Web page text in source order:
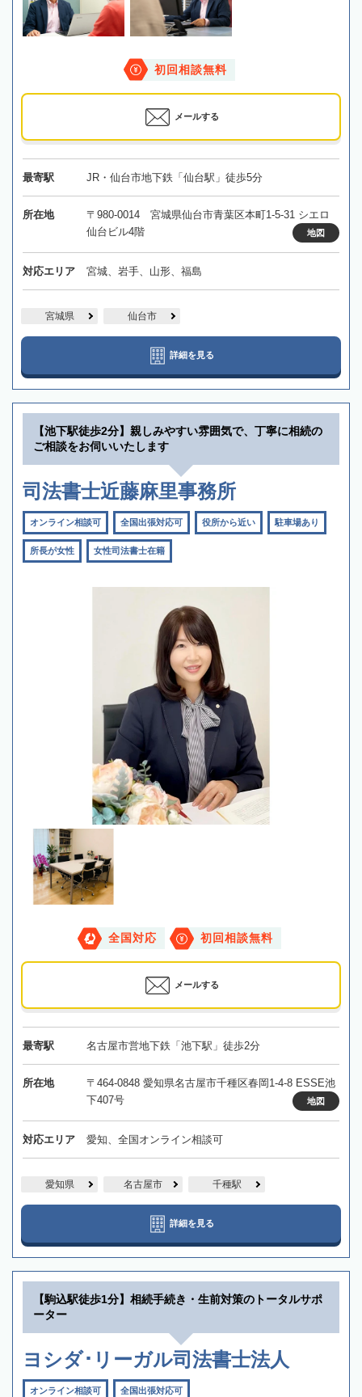
初回相談無料
メールする
最寄駅 JR・仙台市地下鉄「仙台駅」徒歩5分
所在地
〒980-0014 宮城県仙台市青葉区本町1-5-31 シエロ
仙台ビル4階
地図
対応エリア 宮城、岩手、山形、福島
宮城県 仙台市
詳細を見る
【池下駅徒歩2分】親しみやすい雰囲気で、丁寧に相続の
ご相談をお伺いいたします
司法書士近藤麻里事務所
オンライン相談可 全国出張対応可 役所から近い 駐車場あり
所長が女性 女性司法書士在籍
全国対応 初回相談無料
メールする
最寄駅 名古屋市営地下鉄「池下駅」徒歩2分
所在地
〒464-0848 愛知県名古屋市千種区春岡1-4-8 ESSE池
下407号
地図
対応エリア 愛知、全国オンライン相談可
愛知県 名古屋市 千種駅
詳細を見る
【駒込駅徒歩1分】相続手続き・生前対策のトータルサポ
ーター
ヨシダ･リーガル司法書士法人
オンライン相談可 全国出張対応可